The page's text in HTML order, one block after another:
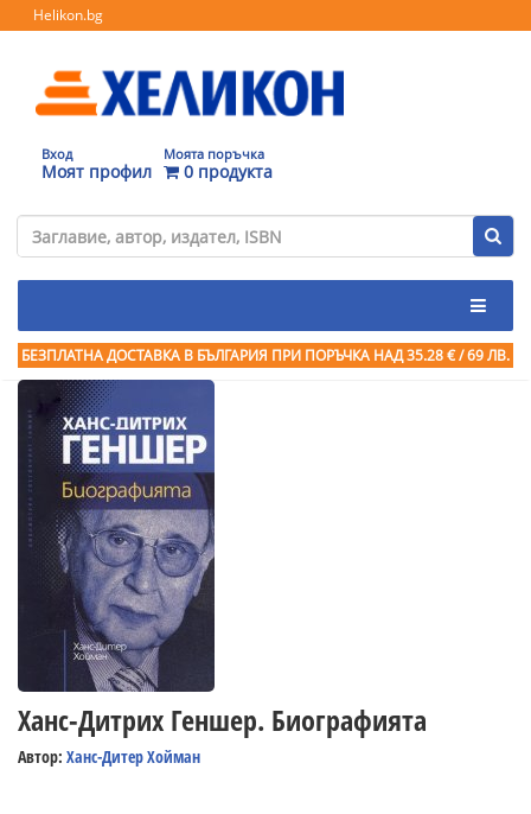
Helikon.bg
Вход
Моят профил
Моята поръчка
0 продукта
БЕЗПЛАТНА ДОСТАВКА В БЪЛГАРИЯ ПРИ ПОРЪЧКА НАД 35.28 € / 69 ЛВ.
Ханс-Дитрих Геншер. Биографията
Автор: Ханс-Дитер Хойман